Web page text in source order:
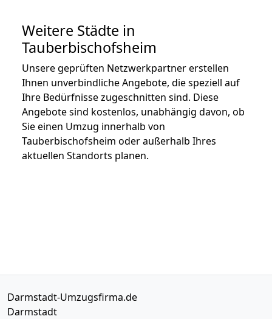
Weitere Städte in
Tauberbischofsheim
Unsere geprüften Netzwerkpartner erstellen
Ihnen unverbindliche Angebote, die speziell auf
Ihre Bedürfnisse zugeschnitten sind. Diese
Angebote sind kostenlos, unabhängig davon, ob
Sie einen Umzug innerhalb von
Tauberbischofsheim oder außerhalb Ihres
aktuellen Standorts planen.
Darmstadt-Umzugsfirma.de
Darmstadt